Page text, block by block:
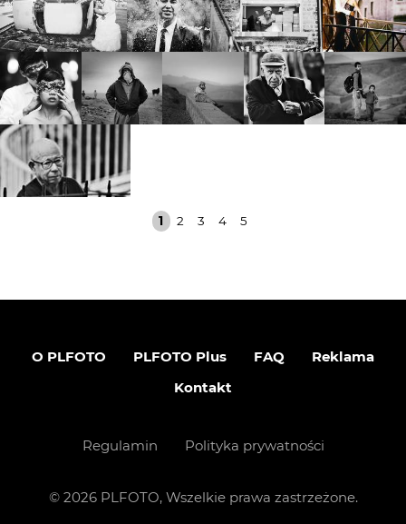
1 2 3 4 5
O PLFOTO PLFOTO Plus FAQ
Reklama
Kontakt
Regulamin Polityka prywatności
© 2026PLFOTO, Wszelkie prawa zastrzeżone.